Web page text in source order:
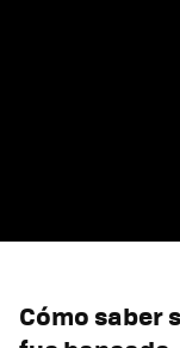
Cómo saber